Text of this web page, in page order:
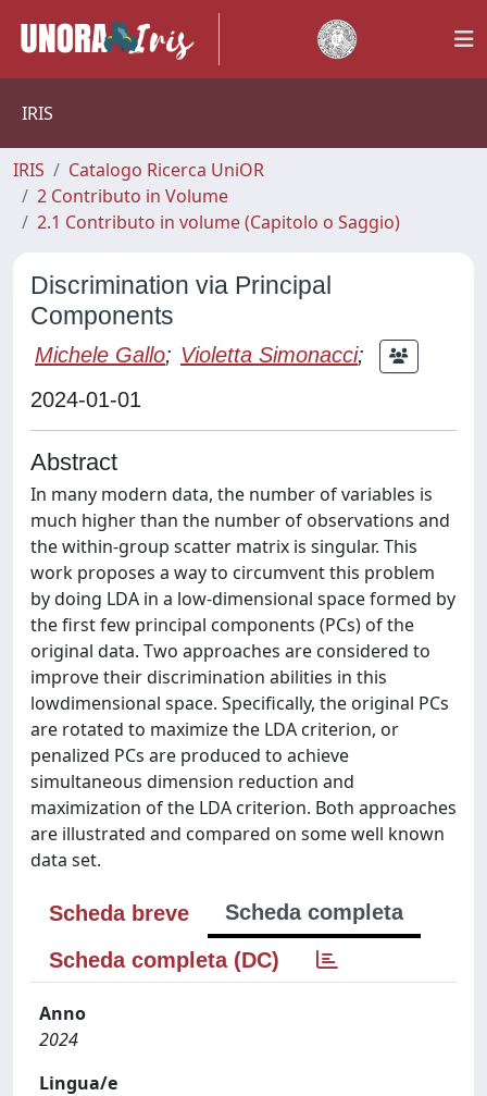
IRIS
IRIS
Catalogo Ricerca UniOR
2 Contributo in Volume
2.1 Contributo in volume (Capitolo o Saggio)
Discrimination via Principal
Components
Michele Gallo; Violetta Simonacci;
2024-01-01
Abstract
In many modern data, the number of variables is
much higher than the number of observations and
the within-group scatter matrix is singular. This
work proposes a way to circumvent this problem
by doing LDA in a low-dimensional space formed by
the first few principal components (PCs) of the
original data. Two approaches are considered to
improve their discrimination abilities in this
lowdimensional space. Specifically, the original PCs
are rotated to maximize the LDA criterion, or
penalized PCs are produced to achieve
simultaneous dimension reduction and
maximization of the LDA criterion. Both approaches
are illustrated and compared on some well known
data set.
Scheda breve
Scheda completa
Scheda completa (DC)
Anno
2024
Lingua/e